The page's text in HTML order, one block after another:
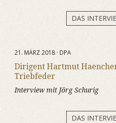
DAS
21. MÄRZ 2018 · DPA
Dirigent Hartmut
Triebfeder
Interview mit Jörg Schurig
DAS